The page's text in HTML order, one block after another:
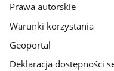
Prawa autorskie
Warunki korzystania
Geoportal
Deklaracja dostępności